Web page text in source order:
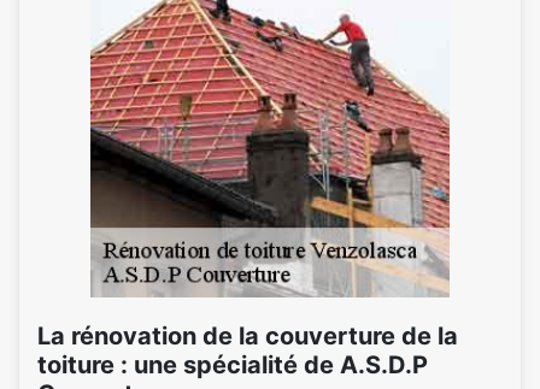
La rénovation de la couverture de la
toiture : une spécialité de A.S.D.P